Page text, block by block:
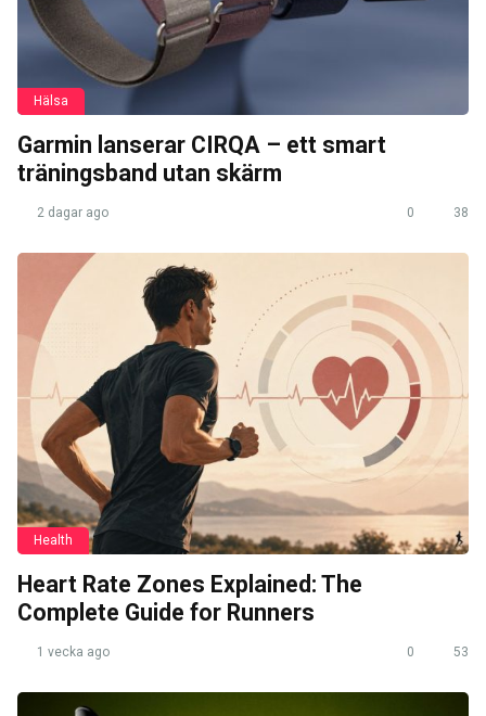
Hälsa
Garmin lanserar CIRQA – ett smart
träningsband utan skärm
2 dagar ago 0 38
Health
Heart Rate Zones Explained: The
Complete Guide for Runners
1 vecka ago 0 53